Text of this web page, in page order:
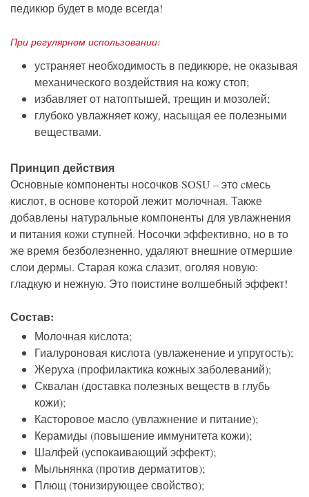
педикюр будет в моде всегда!
При регулярном использовании:
устраняет необходимость в педикюре, не оказывая
механического воздействия на кожу стоп;
избавляет от натоптышей, трещин и мозолей;
глубоко увлажняет кожу, насыщая ее полезными
веществами.
Принцип действия
Основные компоненты носочков SOSU – это cмесь
кислот, в основе которой лежит молочная. Также
добавлены натуральные компоненты для увлажнения
и питания кожи ступней. Носочки эффективно, но в то
же время безболезненно, удаляют внешние отмершие
слои дермы. Старая кожа слазит, оголяя новую:
гладкую и нежную. Это поистине волшебный эффект!
Состав:
Молочная кислота;
Гиалуроновая кислота (увлаженение и упругость);
Жеруха (профилактика кожных заболеваний);
Сквалан (доставка полезных веществ в глубь
кожи);
Касторовое масло (увлажнение и питание);
Керамиды (повышение иммунитета кожи);
Шалфей (успокаивающий эффект);
Мыльнянка (против дерматитов);
Плющ (тонизирующее свойство);